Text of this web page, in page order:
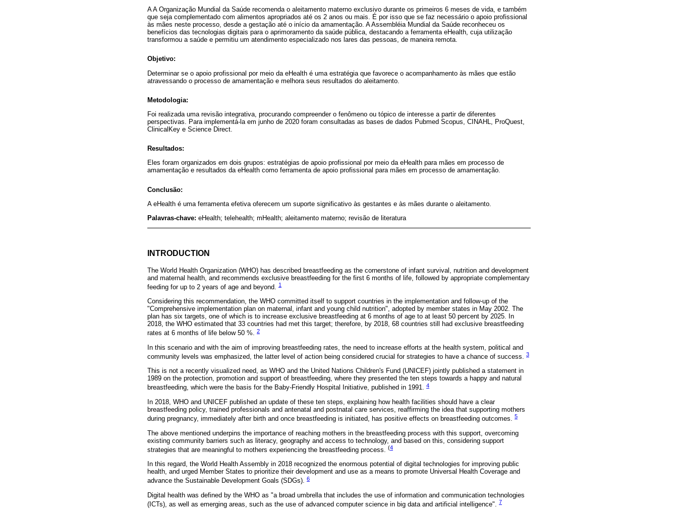
A A Organização Mundial da Saúde recomenda o aleitamento materno exclusivo durante os primeiros 6 meses de vida, e também
que seja complementado com alimentos apropriados até os 2 anos ou mais. É por isso que se faz necessário o apoio profissional
às mães neste processo, desde a gestação até o início da amamentação. A Assembléia Mundial da Saúde reconheceu os
benefícios das tecnologias digitais para o aprimoramento da saúde pública, destacando a ferramenta eHealth, cuja utilização
transformou a saúde e permitiu um atendimento especializado nos lares das pessoas, de maneira remota.
Objetivo:
Determinar se o apoio profissional por meio da eHealth é uma estratégia que favorece o acompanhamento às mães que estão
atravessando o processo de amamentação e melhora seus resultados do aleitamento.
Metodologia:
Foi realizada uma revisão integrativa, procurando compreender o fenômeno ou tópico de interesse a partir de diferentes
perspectivas. Para implementá-la em junho de 2020 foram consultadas as bases de dados Pubmed Scopus, CINAHL, ProQuest,
ClinicalKey e Science Direct.
Resultados:
Eles foram organizados em dois grupos: estratégias de apoio profissional por meio da eHealth para mães em processo de
amamentação e resultados da eHealth como ferramenta de apoio profissional para mães em processo de amamentação.
Conclusão:
A eHealth é uma ferramenta efetiva oferecem um suporte significativo às gestantes e às mães durante o aleitamento.
Palavras-chave: eHealth; telehealth; mHealth; aleitamento materno; revisão de literatura
INTRODUCTION
The World Health Organization (WHO) has described breastfeeding as the cornerstone of infant survival, nutrition and development
and maternal health, and recommends exclusive breastfeeding for the first 6 months of life, followed by appropriate complementary
feeding for up to 2 years of age and beyond. 1
Considering this recommendation, the WHO committed itself to support countries in the implementation and follow-up of the
"Comprehensive implementation plan on maternal, infant and young child nutrition", adopted by member states in May 2002. The
plan has six targets, one of which is to increase exclusive breastfeeding at 6 months of age to at least 50 percent by 2025. In
2018, the WHO estimated that 33 countries had met this target; therefore, by 2018, 68 countries still had exclusive breastfeeding
rates at 6 months of life below 50 %. 2
In this scenario and with the aim of improving breastfeeding rates, the need to increase efforts at the health system, political and
community levels was emphasized, the latter level of action being considered crucial for strategies to have a chance of success. 3
This is not a recently visualized need, as WHO and the United Nations Children's Fund (UNICEF) jointly published a statement in
1989 on the protection, promotion and support of breastfeeding, where they presented the ten steps towards a happy and natural
breastfeeding, which were the basis for the Baby-Friendly Hospital Initiative, published in 1991. 4
In 2018, WHO and UNICEF published an update of these ten steps, explaining how health facilities should have a clear
breastfeeding policy, trained professionals and antenatal and postnatal care services, reaffirming the idea that supporting mothers
during pregnancy, immediately after birth and once breastfeeding is initiated, has positive effects on breastfeeding outcomes. 5
The above mentioned underpins the importance of reaching mothers in the breastfeeding process with this support, overcoming
existing community barriers such as literacy, geography and access to technology, and based on this, considering support
strategies that are meaningful to mothers experiencing the breastfeeding process.
(4
In this regard, the World Health Assembly in 2018 recognized the enormous potential of digital technologies for improving public
health, and urged Member States to prioritize their development and use as a means to promote Universal Health Coverage and
advance the Sustainable Development Goals (SDGs). 6
Digital health was defined by the WHO as "a broad umbrella that includes the use of information and communication technologies
(ICTs), as well as emerging areas, such as the use of advanced computer science in big data and artificial intelligence". 7